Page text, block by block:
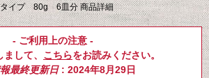
タイプ 80g 6皿分 商品詳細
- ご利用上の注意 -
して、 こちらをお読みください。
最終更新日: 2024年8月29日